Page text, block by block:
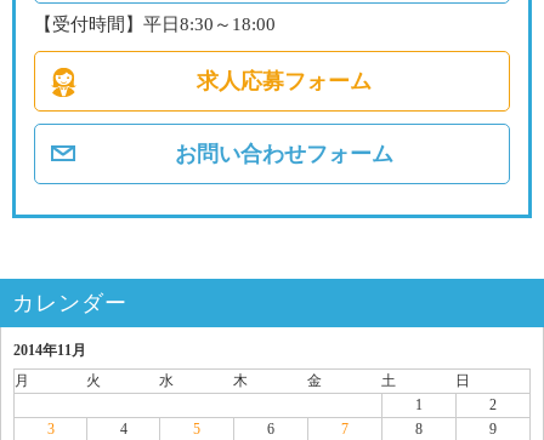
【受付時間】平日8:30～18:00
求人応募フォーム
お問い合わせフォーム
カレンダー
2014年11月
月
火 水 木 金 土
日
1
2
3
4 5 6 7 8
9